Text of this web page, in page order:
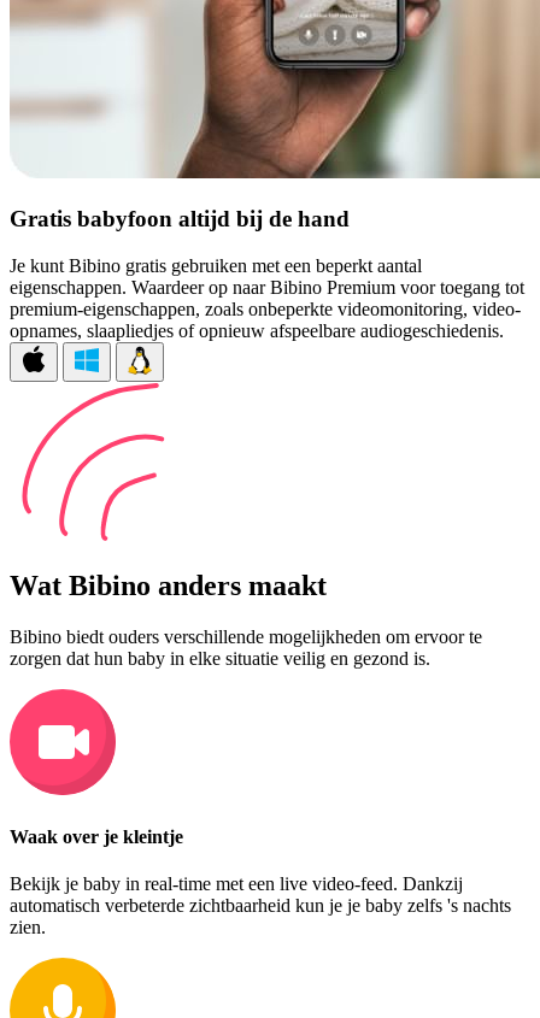
Gratis babyfoon altijd bij de hand
Je kunt Bibino gratis gebruiken met een beperkt aantal
eigenschappen. Waardeer op naar Bibino Premium voor toegang tot
premium-eigenschappen, zoals onbeperkte videomonitoring, video-
opnames, slaapliedjes of opnieuw afspeelbare audiogeschiedenis.
Wat Bibino anders maakt
Bibino biedt ouders verschillende mogelijkheden om ervoor te
zorgen dat hun baby in elke situatie veilig en gezond is.
Waak over je kleintje
Bekijk je baby in real-time met een live video-feed. Dankzij
automatisch verbeterde zichtbaarheid kun je je baby zelfs 's nachts
zien.